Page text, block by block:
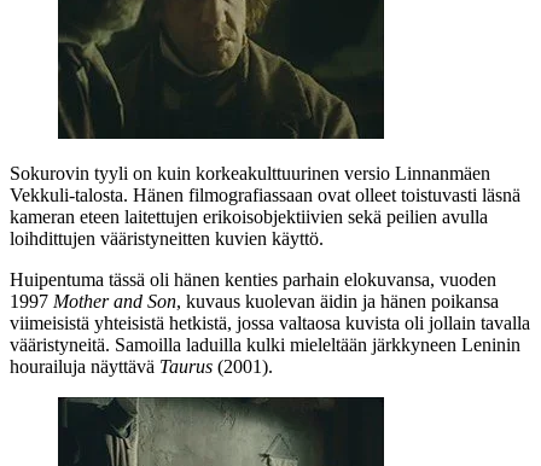
Sokurovin tyyli on kuin korkeakulttuurinen versio Linnanmäen
Vekkuli-talosta. Hänen filmografiassaan ovat olleet toistuvasti läsnä
kameran eteen laitettujen erikoisobjektiivien sekä peilien avulla
loihdittujen vääristyneitten kuvien käyttö.
Huipentuma tässä oli hänen kenties parhain elokuvansa, vuoden
1997 Mother and Son, kuvaus kuolevan äidin ja hänen poikansa
viimeisistä yhteisistä hetkistä, jossa valtaosa kuvista oli jollain tavalla
vääristyneitä. Samoilla laduilla kulki mieleltään järkkyneen Leninin
hourailuja näyttävä Taurus (2001).